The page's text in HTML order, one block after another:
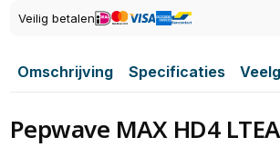
Veilig betalen
Omschrijving Specificaties
Pepwave MAX HD4 LTEA